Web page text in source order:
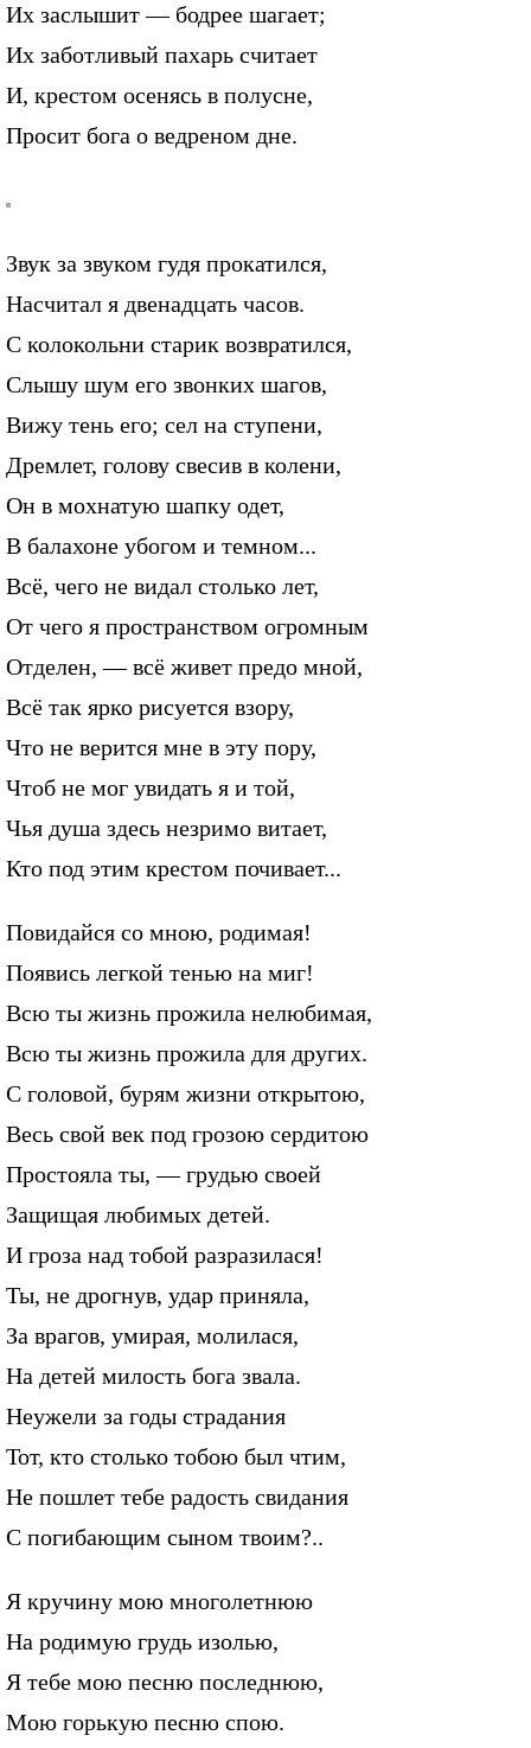
Их заслышит — бодрее шагает;
Их заботливый пахарь считает
И, крестом осенясь в полусне,
Просит бога о ведреном дне.
Звук за звуком гудя прокатился,
Насчитал я двенадцать часов.
С колокольни старик возвратился,
Слышу шум его звонких шагов,
Вижу тень его; сел на ступени,
Дремлет, голову свесив в колени,
Он в мохнатую шапку одет,
В балахоне убогом и темном...
Всё, чего не видал столько лет,
От чего я пространством огромным
Отделен, — всё живет предо мной,
Всё так ярко рисуется взору,
Что не верится мне в эту пору,
Чтоб не мог увидать я и той,
Чья душа здесь незримо витает,
Кто под этим крестом почивает...
Повидайся со мною, родимая!
Появись легкой тенью на миг!
Всю ты жизнь прожила нелюбимая,
Всю ты жизнь прожила для других.
С головой, бурям жизни открытою,
Весь свой век под грозою сердитою
Простояла ты, — грудью своей
Защищая любимых детей.
И гроза над тобой разразилася!
Ты, не дрогнув, удар приняла,
За врагов, умирая, молилася,
На детей милость бога звала.
Неужели за годы страдания
Тот, кто столько тобою был чтим,
Не пошлет тебе радость свидания
С погибающим сыном твоим?..
Я кручину мою многолетнюю
На родимую грудь изолью,
Я тебе мою песню последнюю,
Мою горькую песню спою.